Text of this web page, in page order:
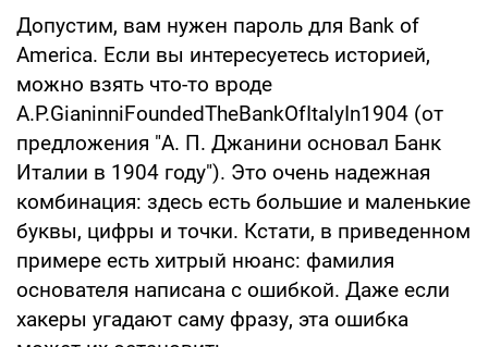
Допустим, вам нужен пароль для Bank of
America. Если вы интересуетесь историей,
можно взять что-то вроде
A.P.GianinniFoundedTheBankOfItalyIn1904 (от
предложения "А. П. Джанини основал Банк
Италии в 1904 году"). Это очень надежная
комбинация: здесь есть большие и маленькие
буквы, цифры и точки. Кстати, в приведенном
примере есть хитрый нюанс: фамилия
основателя написана с ошибкой. Даже если
хакеры угадают саму фразу, эта ошибка